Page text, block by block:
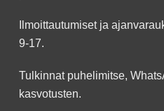
Ilmoittautumiset ja
9-17.
Tulkinnat puhelimitse,
kasvotusten.